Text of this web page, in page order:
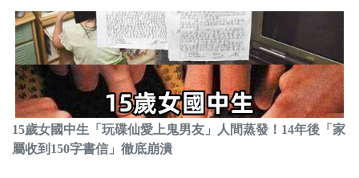
15歲女國中生「玩碟仙愛上鬼男友」人間蒸發！14年後「家
屬收到150字書信」徹底崩潰